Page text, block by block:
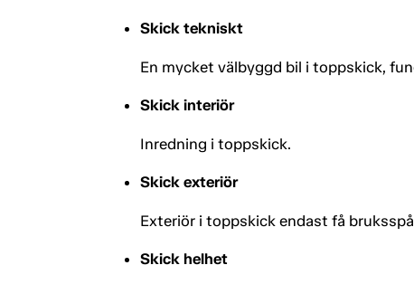
Skick tekniskt
En mycket välbyggd bil i toppskick,
Skick interiör
Inredning i toppskick.
Skick exteriör
Exteriör i toppskick endast få
Skick helhet